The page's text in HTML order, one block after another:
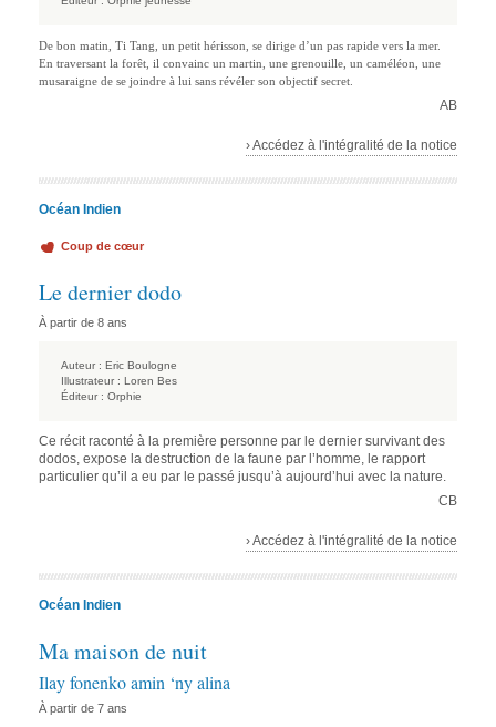
De bon matin, Ti Tang, un petit hérisson, se dirige d’un pas rapide vers la mer.
En traversant la forêt, il convainc un martin, une grenouille, un caméléon, une
musaraigne de se joindre à lui sans révéler son objectif secret.
AB
› Accédez à l'intégralité de la notice
Océan Indien
Coup de cœur
Le dernier dodo
À partir de 8 ans
Auteur : Eric Boulogne
Illustrateur : Loren Bes
Éditeur : Orphie
Ce récit raconté à la première personne par le dernier survivant des
dodos, expose la destruction de la faune par l’homme, le rapport
particulier qu’il a eu par le passé jusqu’à aujourd’hui avec la nature.
CB
› Accédez à l'intégralité de la notice
Océan Indien
Ma maison de nuit
Ilay fonenko amin ‘ny alina
À partir de 7 ans